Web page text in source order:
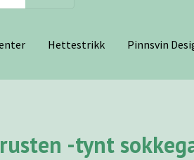
Hettestrikk Pinnsvin
-tynt